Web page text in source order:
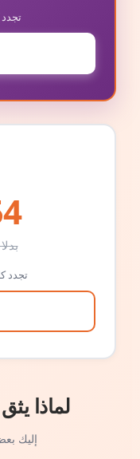
تجدد كل 6 أشهر بالسعر
لماذا
إليك